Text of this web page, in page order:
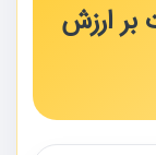
بر ارزش